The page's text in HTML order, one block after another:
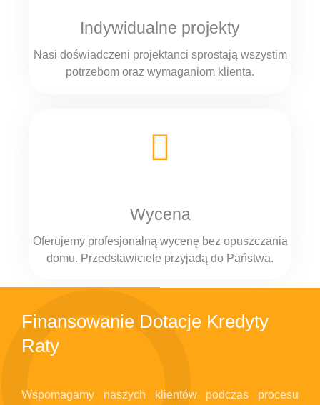
Indywidualne projekty
Nasi doświadczeni projektanci sprostają wszystim
potrzebom oraz wymaganiom klienta.
Wycena
Oferujemy profesjonalną wycenę bez opuszczania
domu. Przedstawiciele przyjadą do Państwa.
Finansowanie Dotacje Kredyty
Raty
Wspomagamy naszych klientów podczas procesu